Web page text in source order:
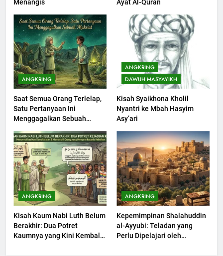
Menangis Ayat Al-Quran
ANGKRING
Saat Semua Orang Terlelap,
Satu Pertanyaan Ini
Menggagalkan Sebuah
ANGKRING
DAWUH MASYAYIKH
Kisah Syaikhona Kholil
Nyantri ke Mbah Hasyim
Asy’ari
ANGKRING
Kisah Kaum Nabi Luth Belum
Berakhir: Dua Potret
Kaumnya yang Kini Kembali
ANGKRING
Kepemimpinan Shalahuddin
al-Ayyubi: Teladan yang
Perlu Dipelajari oleh
Limpahan Nikmat Allah
KHUTBAH
3
Khutbah Jumat: Ketaatan,
Kebaikan dan Pengaruhnya
dalam Jiwa Manusia
KHUTBAH
Bulan Sial
KHUTBAH
5
Khutbah Jumat: Ujian yang
Harus Kita Syukuri
KHUTBAH